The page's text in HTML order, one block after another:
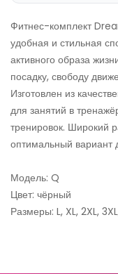
Фитнес-комплект
удобная и стильная
активного образа
посадку, свободу
Изготовлен из
для занятий в
тренировок. Широкий
оптимальный вариант
Модель: Q
Цвет: чёрный
Размеры: L, XL, 2XL,